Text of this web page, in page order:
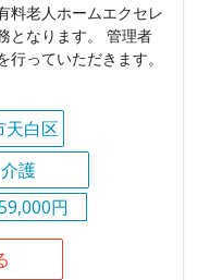
料老人ホームエクセレ
となります。 管理者
っていただきます。
天白区
護
円